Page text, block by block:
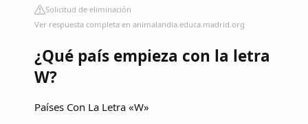
Solicitud de eliminación
Ver respuesta completa en animalandia.educa.madrid.org
¿Qué país empieza con la letra
W?
Países Con La Letra «W»